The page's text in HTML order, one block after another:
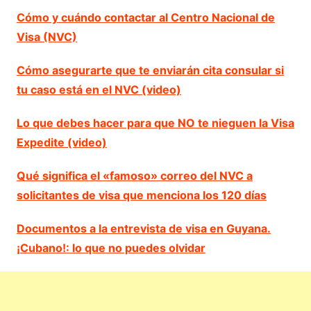
Cómo y cuándo contactar al Centro Nacional de
Visa (NVC)
Cómo asegurarte que te enviarán cita consular si
tu caso está en el NVC (video)
Lo que debes hacer para que NO te nieguen la Visa
Expedite (video)
Qué significa el «famoso» correo del NVC a
solicitantes de visa que menciona los 120 días
Documentos a la entrevista de visa en Guyana.
¡Cubano!: lo que no puedes olvidar